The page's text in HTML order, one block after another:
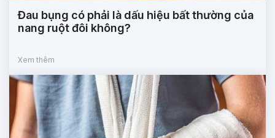
Đau bụng có phải là dấu hiệu bất thường của
nang ruột đôi không?
Xem thêm